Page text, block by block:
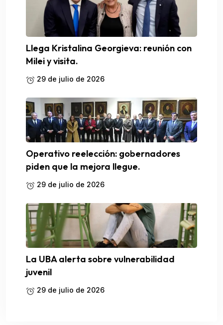
Llega Kristalina Georgieva: reunión con
Milei y visita.
29 de julio de 2026
Operativo reelección: gobernadores
piden que la mejora llegue.
29 de julio de 2026
La UBA alerta sobre vulnerabilidad
juvenil
29 de julio de 2026